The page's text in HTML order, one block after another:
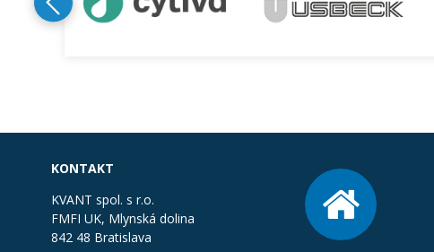
KONTAKT
KVANT spol. s r.o.
FMFI UK, Mlynská dolina
842 48 Bratislava